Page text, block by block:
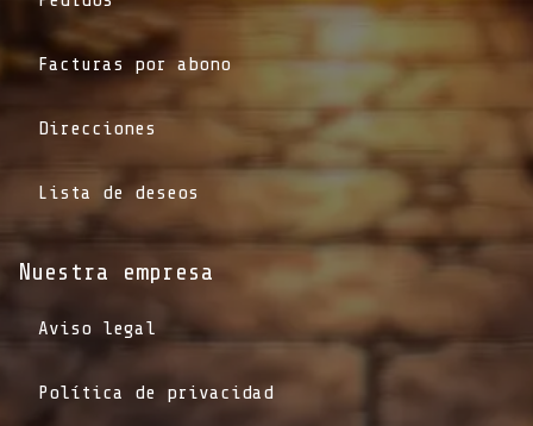
Facturas por abono
Direcciones
Lista de deseos
Nuestra empresa
Aviso legal
Política de privacidad